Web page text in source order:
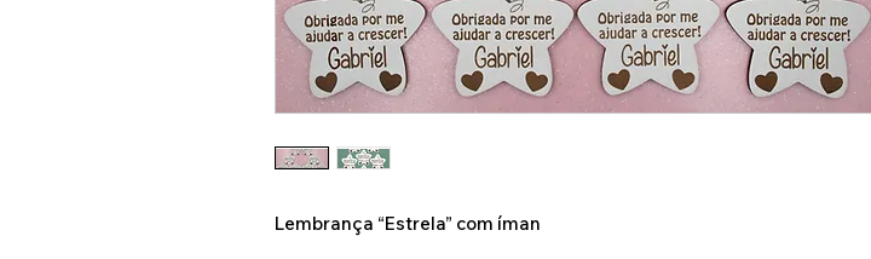
Lembrança “Estrela” com íman